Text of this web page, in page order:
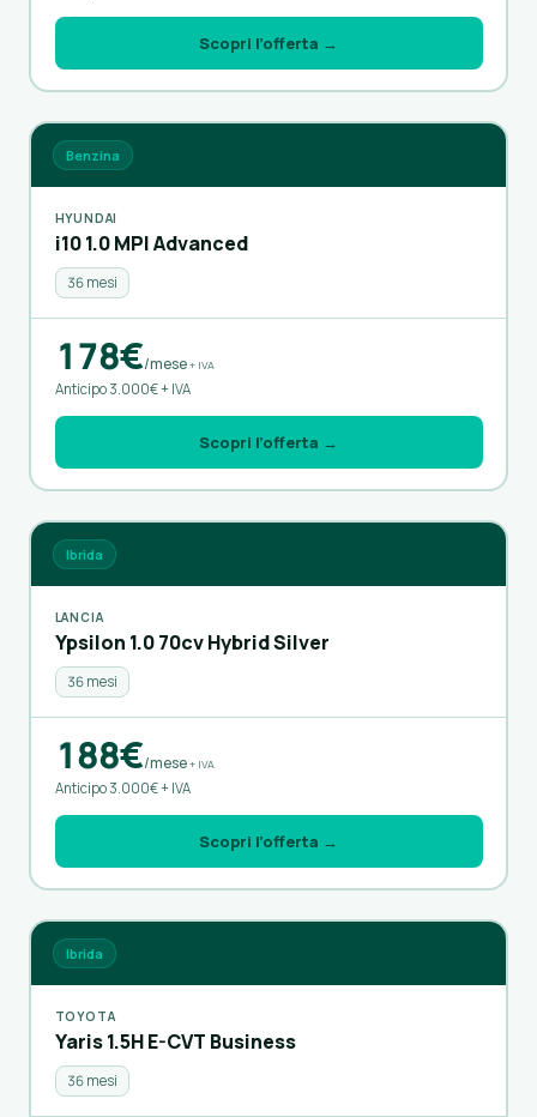
Scopri l’offerta →
Benzina
HYUNDAI
i10 1.0 MPI Advanced
36 mesi
178€/mese+ IVA
Anticipo 3.000€ + IVA
Scopri l’offerta →
Ibrida
LANCIA
Ypsilon 1.0 70cv Hybrid Silver
36 mesi
188€/mese+ IVA
Anticipo 3.000€ + IVA
Scopri l’offerta →
Ibrida
TOYOTA
Yaris 1.5H E-CVT Business
36 mesi